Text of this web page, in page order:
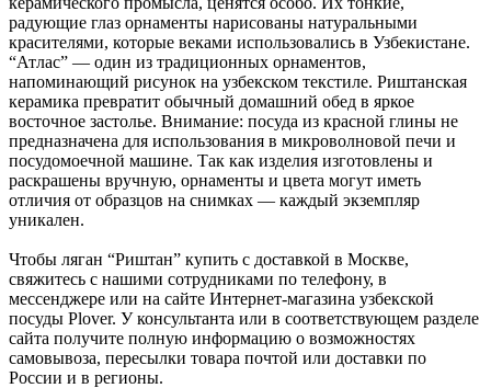
радующие глаз орнаменты нарисованы натуральными
красителями, которые веками использовались в Узбекистане.
“Атлас” — один из традиционных орнаментов,
напоминающий рисунок на узбекском текстиле. Риштанская
керамика превратит обычный домашний обед в яркое
восточное застолье. Внимание: посуда из красной глины не
предназначена для использования в микроволновой печи и
посудомоечной машине. Так как изделия изготовлены и
раскрашены вручную, орнаменты и цвета могут иметь
отличия от образцов на снимках — каждый экземпляр
уникален.
Чтобы ляган “Риштан” купить с доставкой в Москве,
свяжитесь с нашими сотрудниками по телефону, в
мессенджере или на сайте Интернет-магазина узбекской
посуды Plover. У консультанта или в соответствующем разделе
сайта получите полную информацию о возможностях
самовывоза, пересылки товара почтой или доставки по
России и в регионы.